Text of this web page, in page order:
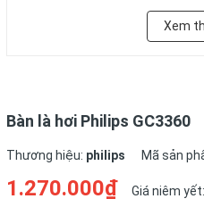
Kích thước: 29.5 x
Xem
Bàn là hơi Philips GC3360
Thương hiệu: philips Mã sản
1.270.000₫ Giá niêm yết: